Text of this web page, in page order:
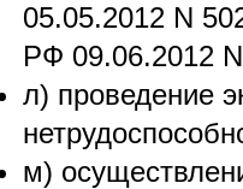
05.05.2012 N
РФ 09.06.2012
л) проведение
м)